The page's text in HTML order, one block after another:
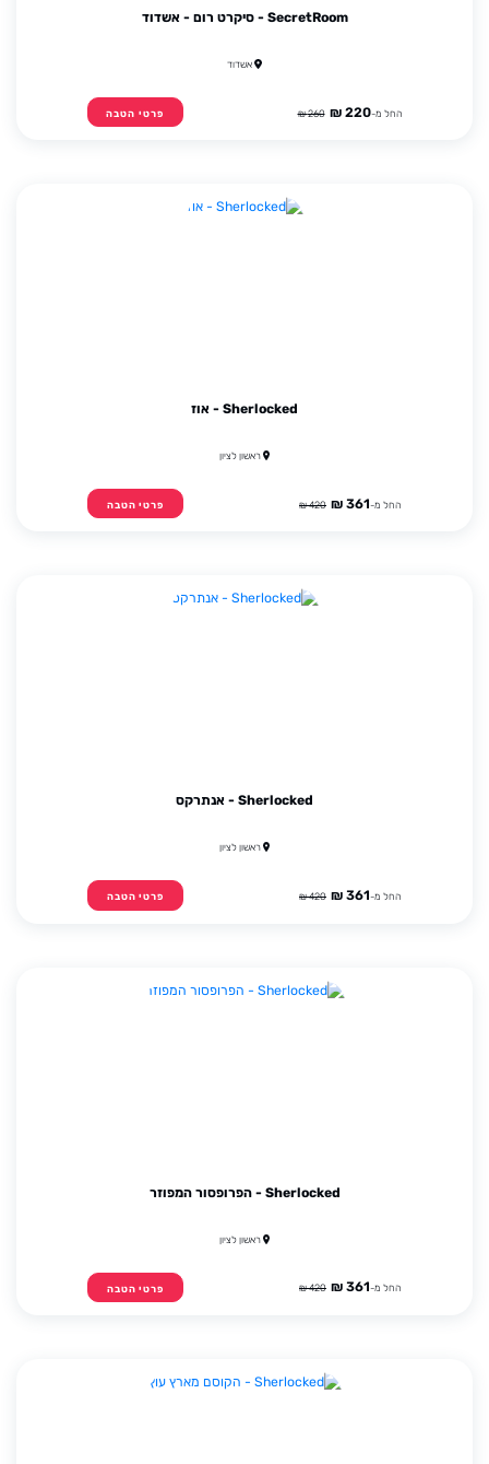
SecretRoom - סיקרט רום - אשדוד
אשדוד
החל מ-220 ₪
260 ₪ פרטי הטבה
Sherlocked - אוז
ראשון לציון
החל מ-361 ₪
420 ₪ פרטי הטבה
Sherlocked - אנתרקס
ראשון לציון
החל מ-361 ₪
420 ₪ פרטי הטבה
Sherlocked - הפרופסור המפוזר
ראשון לציון
החל מ-361 ₪
420 ₪ פרטי הטבה